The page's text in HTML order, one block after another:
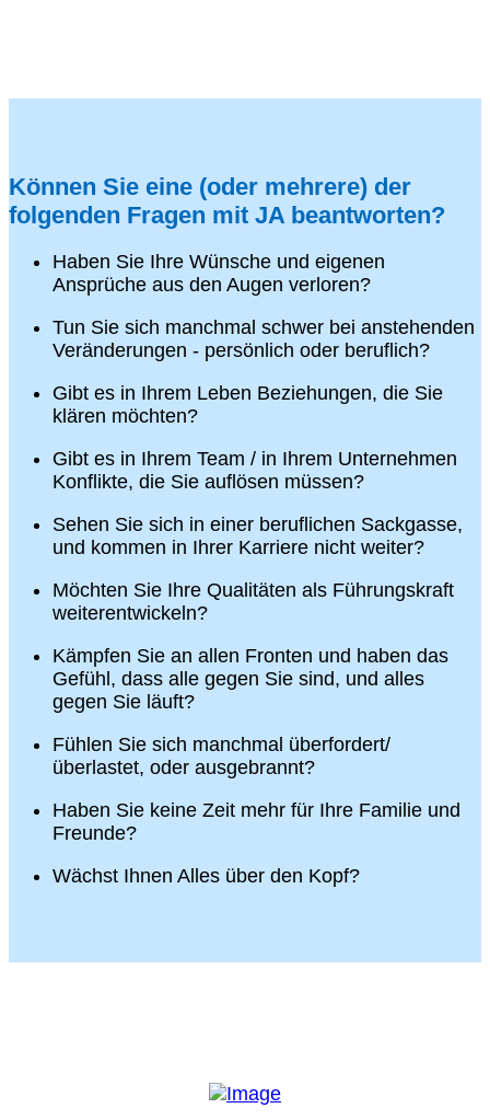
Können Sie eine (oder mehrere) der
folgenden Fragen mit JA beantworten?
Haben Sie Ihre Wünsche und eigenen
Ansprüche aus den Augen verloren?
Tun Sie sich manchmal schwer bei anstehenden
Veränderungen - persönlich oder beruflich?
Gibt es in Ihrem Leben Beziehungen, die Sie
klären möchten?
Gibt es in Ihrem Team / in Ihrem Unternehmen
Konflikte, die Sie auflösen müssen?
Sehen Sie sich in einer beruflichen Sackgasse,
und kommen in Ihrer Karriere nicht weiter?
Möchten Sie Ihre Qualitäten als Führungskraft
weiterentwickeln?
Kämpfen Sie an allen Fronten und haben das
Gefühl, dass alle gegen Sie sind, und alles
gegen Sie läuft?
Fühlen Sie sich manchmal überfordert/
überlastet, oder ausgebrannt?
Haben Sie keine Zeit mehr für Ihre Familie und
Freunde?
Wächst Ihnen Alles über den Kopf?